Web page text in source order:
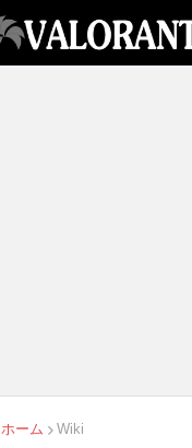
ホーム Wiki